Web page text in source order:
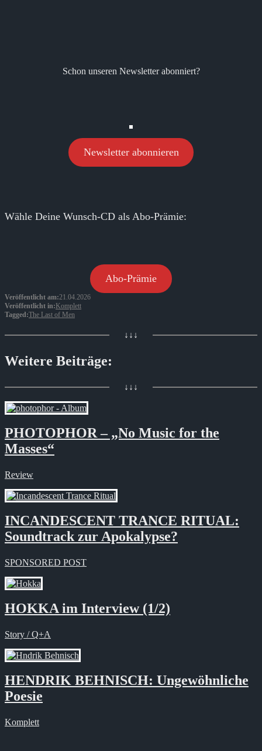
Schon unseren Newsletter abonniert?
Newsletter abonnieren
Wähle Deine Wunsch-CD als Abo-Prämie:
Abo-Prämie
Veröffentlicht am:21.04.2026
Veröffentlicht in:Komplett
Tagged:The Last of Men
↓↓↓
Weitere Beiträge:
↓↓↓
PHOTOPHOR – „No Music for the
Masses“
Review
INCANDESCENT TRANCE RITUAL:
Soundtrack zur Apokalypse?
SPONSORED POST
HOKKA im Interview (1/2)
Story / Q+A
HENDRIK BEHNISCH: Ungewöhnliche
Poesie
Komplett